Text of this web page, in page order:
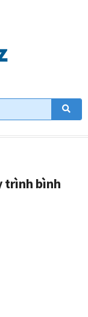
trình bình